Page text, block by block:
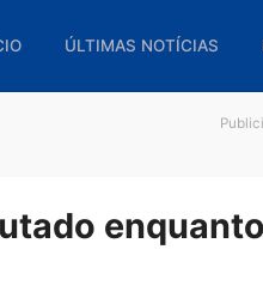
🏠 INÍCIO ÚLTIMAS